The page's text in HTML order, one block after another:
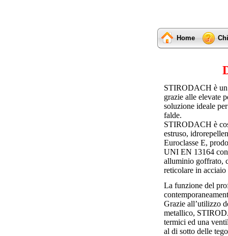
Home
STIRODACH è un
grazie alle elevate
soluzione ideale
falde.
STIRODACH è
estruso,
Euroclasse E,
UNI EN 13164 con
alluminio goffrato,
reticolare in
La funzione del
Grazie all’utilizzo
metallico,
termici ed una
al di sotto delle